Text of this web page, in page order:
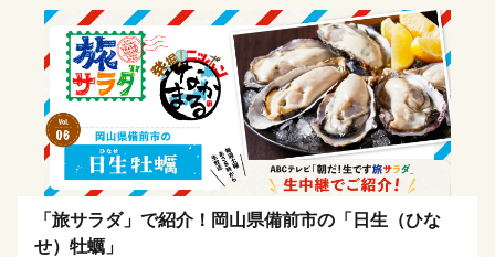
「旅サラダ」で紹介！岡山県備前市の「日生（ひな
せ）牡蠣」